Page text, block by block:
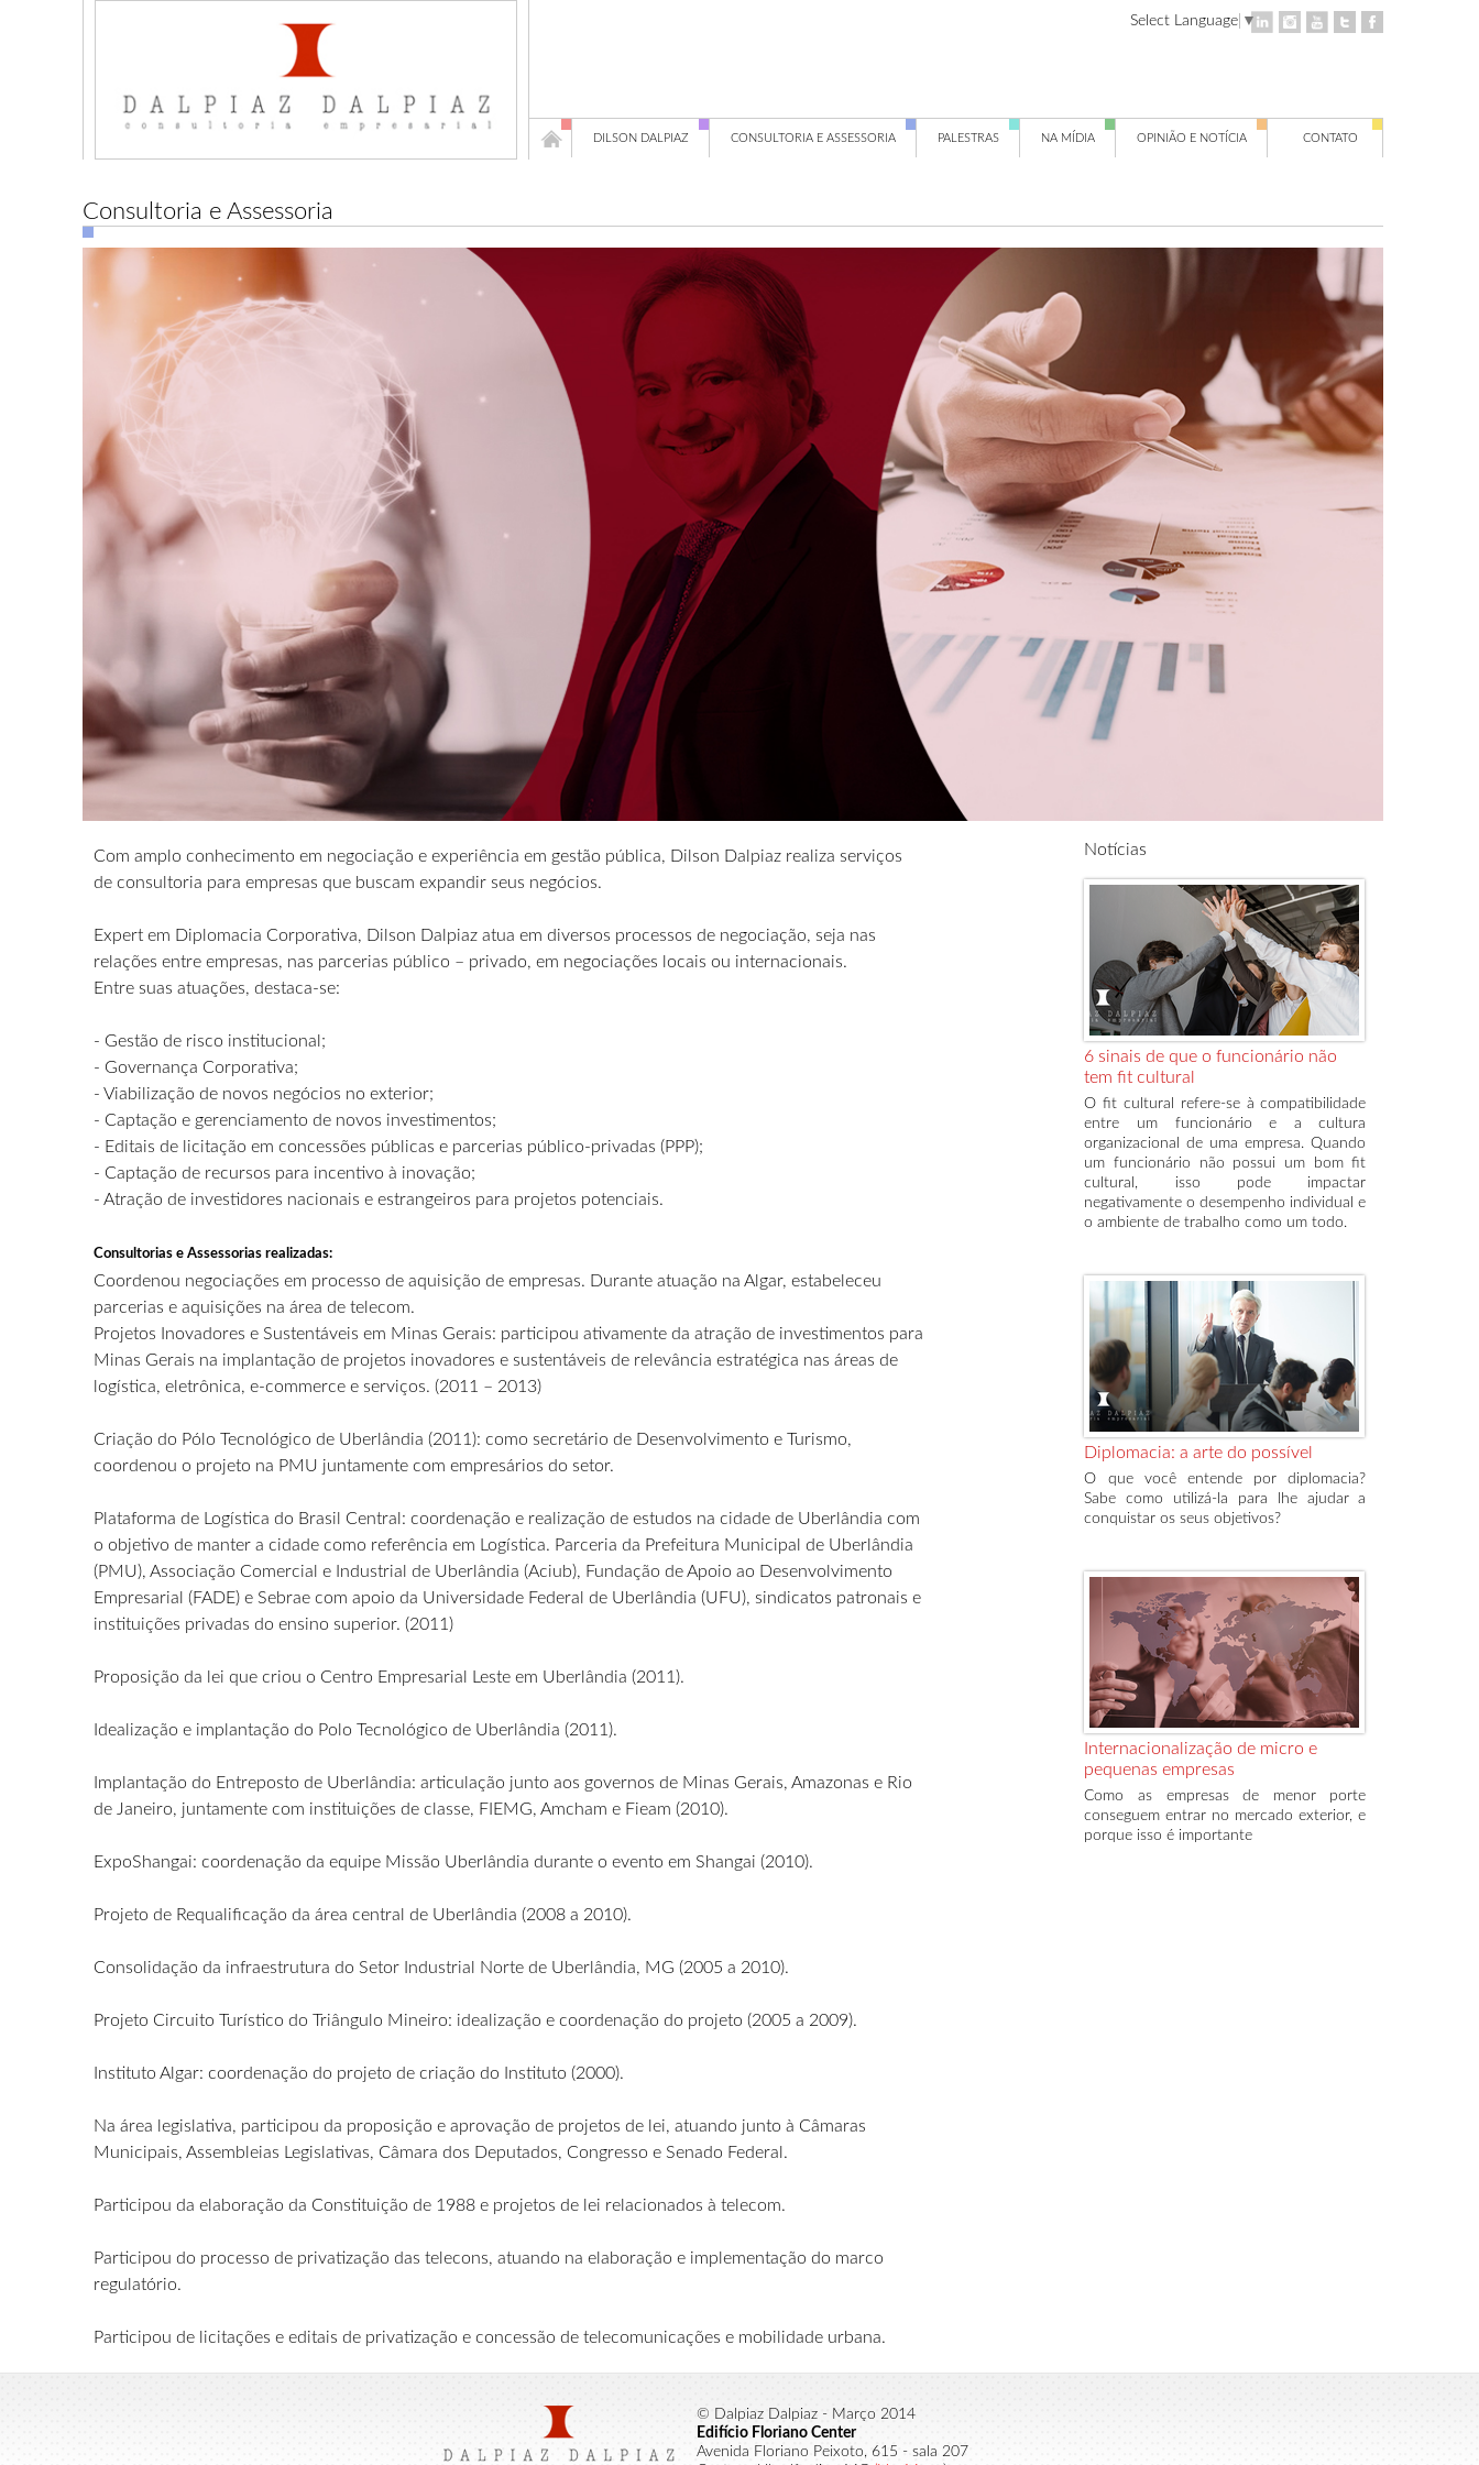
DILSON DALPIAZ CONSULTORIA E ASSESSORIA PALESTRAS NA MÍDIA OPINIÃO E NOTÍCIA CONTATO
Consultoria e Assessoria
Com amplo conhecimento em negociação e experiência em gestão pública, Dilson Dalpiaz realiza serviços
de consultoria para empresas que buscam expandir seus negócios.
Expert em Diplomacia Corporativa, Dilson Dalpiaz atua em diversos processos de negociação, seja nas
relações entre empresas, nas parcerias público – privado, em negociações locais ou internacionais.
Entre suas atuações, destaca-se:
- Gestão de risco institucional;
- Governança Corporativa;
- Viabilização de novos negócios no exterior;
- Captação e gerenciamento de novos investimentos;
- Editais de licitação em concessões públicas e parcerias público-privadas (PPP);
- Captação de recursos para incentivo à inovação;
- Atração de investidores nacionais e estrangeiros para projetos potenciais.
Consultorias e Assessorias realizadas:
Coordenou negociações em processo de aquisição de empresas. Durante atuação na Algar, estabeleceu
parcerias e aquisições na área de telecom.
Projetos Inovadores e Sustentáveis em Minas Gerais: participou ativamente da atração de investimentos para
Minas Gerais na implantação de projetos inovadores e sustentáveis de relevância estratégica nas áreas de
logística, eletrônica, e-commerce e serviços. (2011 – 2013)
Criação do Pólo Tecnológico de Uberlândia (2011): como secretário de Desenvolvimento e Turismo,
coordenou o projeto na PMU juntamente com empresários do setor.
Plataforma de Logística do Brasil Central: coordenação e realização de estudos na cidade de Uberlândia com
o objetivo de manter a cidade como referência em Logística. Parceria da Prefeitura Municipal de Uberlândia
(PMU), Associação Comercial e Industrial de Uberlândia (Aciub), Fundação de Apoio ao Desenvolvimento
Empresarial (FADE) e Sebrae com apoio da Universidade Federal de Uberlândia (UFU), sindicatos patronais e
instituições privadas do ensino superior. (2011)
Proposição da lei que criou o Centro Empresarial Leste em Uberlândia (2011).
Idealização e implantação do Polo Tecnológico de Uberlândia (2011).
Implantação do Entreposto de Uberlândia: articulação junto aos governos de Minas Gerais, Amazonas e Rio
de Janeiro, juntamente com instituições de classe, FIEMG, Amcham e Fieam (2010).
ExpoShangai: coordenação da equipe Missão Uberlândia durante o evento em Shangai (2010).
Projeto de Requalificação da área central de Uberlândia (2008 a 2010).
Consolidação da infraestrutura do Setor Industrial Norte de Uberlândia, MG (2005 a 2010).
Projeto Circuito Turístico do Triângulo Mineiro: idealização e coordenação do projeto (2005 a 2009).
Instituto Algar: coordenação do projeto de criação do Instituto (2000).
Na área legislativa, participou da proposição e aprovação de projetos de lei, atuando junto à Câmaras
Municipais, Assembleias Legislativas, Câmara dos Deputados, Congresso e Senado Federal.
Participou da elaboração da Constituição de 1988 e projetos de lei relacionados à telecom.
Participou do processo de privatização das telecons, atuando na elaboração e implementação do marco
regulatório.
Participou de licitações e editais de privatização e concessão de telecomunicações e mobilidade urbana.
Notícias
6 sinais de que o funcionário não
tem fit cultural
O fit cultural refere-se à compatibilidade
entre um funcionário e a cultura
organizacional de uma empresa. Quando
um funcionário não possui um bom fit
cultural, isso pode impactar
negativamente o desempenho individual e
o ambiente de trabalho como um todo.
Diplomacia: a arte do possível
O que você entende por diplomacia?
Sabe como utilizá-la para lhe ajudar a
conquistar os seus objetivos?
Internacionalização de micro e
pequenas empresas
Como as empresas de menor porte
conseguem entrar no mercado exterior, e
porque isso é importante
© Dalpiaz Dalpiaz - Março 2014
Edifício Floriano Center
Avenida Floriano Peixoto, 615 - sala 207
Select Language ▼